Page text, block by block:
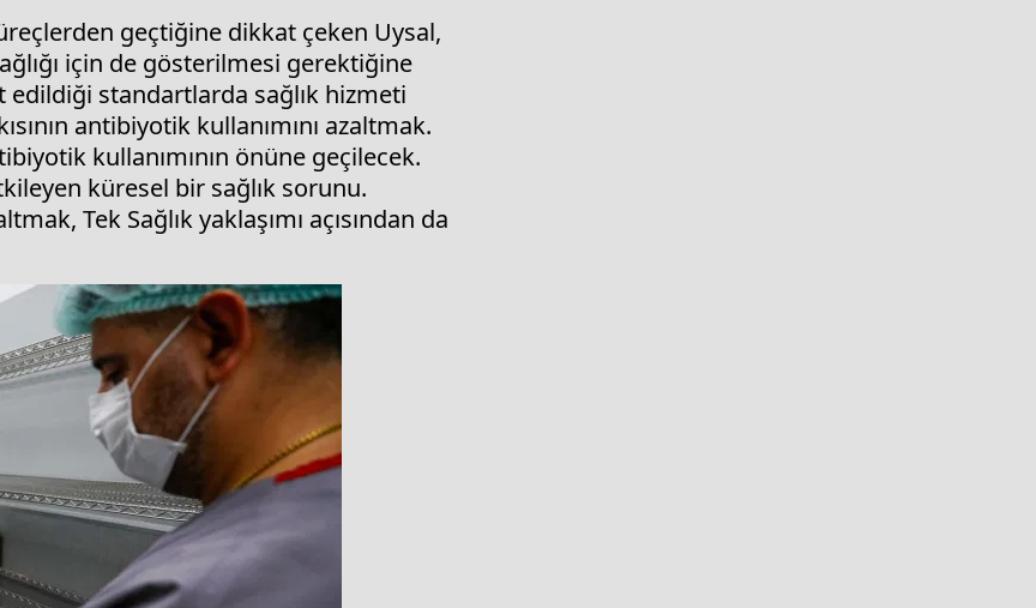
geçtiğine dikkat çeken Uysal,
için de gösterilmesi gerektiğine
edildiği standartlarda sağlık hizmeti
antibiyotik kullanımını azaltmak.
kullanımının önüne geçilecek.
küresel bir sağlık sorunu.
Tek Sağlık yaklaşımı açısından da